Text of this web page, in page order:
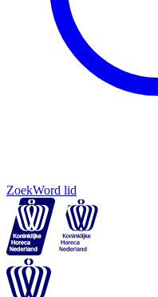
ZoekWord lid